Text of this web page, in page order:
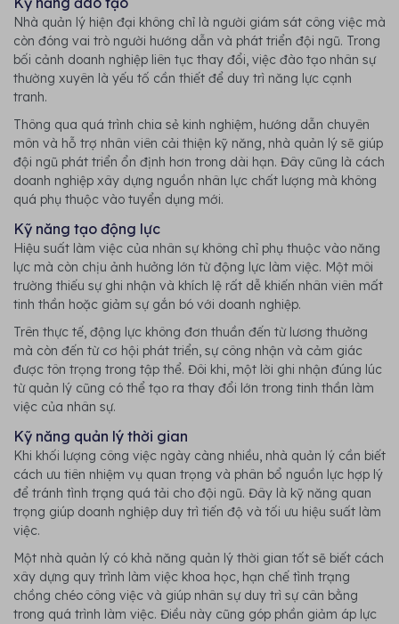
Nhà quản lý hiện đại không chỉ là người giám sát công việc mà
còn đóng vai trò người hướng dẫn và phát triển đội ngũ. Trong
bối cảnh doanh nghiệp liên tục thay đổi, việc đào tạo nhân sự
thường xuyên là yếu tố cần thiết để duy trì năng lực cạnh
tranh.
Thông qua quá trình chia sẻ kinh nghiệm, hướng dẫn chuyên
môn và hỗ trợ nhân viên cải thiện kỹ năng, nhà quản lý sẽ giúp
đội ngũ phát triển ổn định hơn trong dài hạn. Đây cũng là cách
doanh nghiệp xây dựng nguồn nhân lực chất lượng mà không
quá phụ thuộc vào tuyển dụng mới.
Kỹ năng tạo động lực
Hiệu suất làm việc của nhân sự không chỉ phụ thuộc vào năng
lực mà còn chịu ảnh hưởng lớn từ động lực làm việc. Một môi
trường thiếu sự ghi nhận và khích lệ rất dễ khiến nhân viên mất
tinh thần hoặc giảm sự gắn bó với doanh nghiệp.
Trên thực tế, động lực không đơn thuần đến từ lương thưởng
mà còn đến từ cơ hội phát triển, sự công nhận và cảm giác
được tôn trọng trong tập thể. Đôi khi, một lời ghi nhận đúng lúc
từ quản lý cũng có thể tạo ra thay đổi lớn trong tinh thần làm
việc của nhân sự.
Kỹ năng quản lý thời gian
Khi khối lượng công việc ngày càng nhiều, nhà quản lý cần biết
cách ưu tiên nhiệm vụ quan trọng và phân bổ nguồn lực hợp lý
để tránh tình trạng quá tải cho đội ngũ. Đây là kỹ năng quan
trọng giúp doanh nghiệp duy trì tiến độ và tối ưu hiệu suất làm
việc.
Một nhà quản lý có khả năng quản lý thời gian tốt sẽ biết cách
xây dựng quy trình làm việc khoa học, hạn chế tình trạng
chồng chéo công việc và giúp nhân sự duy trì sự cân bằng
trong quá trình làm việc. Điều này cũng góp phần giảm áp lực